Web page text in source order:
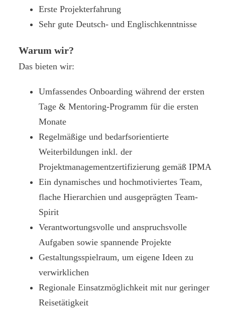
Erste Projekterfahrung
Sehr gute Deutsch- und Englischkenntnisse
Warum wir?
Das bieten wir:
Umfassendes Onboarding während der ersten
Tage & Mentoring-Programm für die ersten
Monate
Regelmäßige und bedarfsorientierte
Weiterbildungen inkl. der
Projektmanagementzertifizierung gemäß IPMA
Ein dynamisches und hochmotiviertes Team,
flache Hierarchien und ausgeprägten Team-
Spirit
Verantwortungsvolle und anspruchsvolle
Aufgaben sowie spannende Projekte
Gestaltungsspielraum, um eigene Ideen zu
verwirklichen
Regionale Einsatzmöglichkeit mit nur geringer
Reisetätigkeit